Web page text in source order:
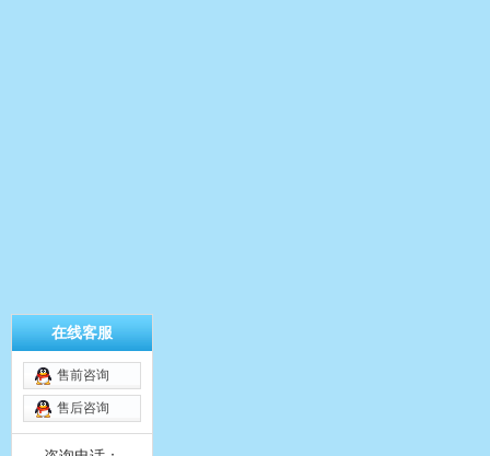
在线客服
售前咨询
售后咨询